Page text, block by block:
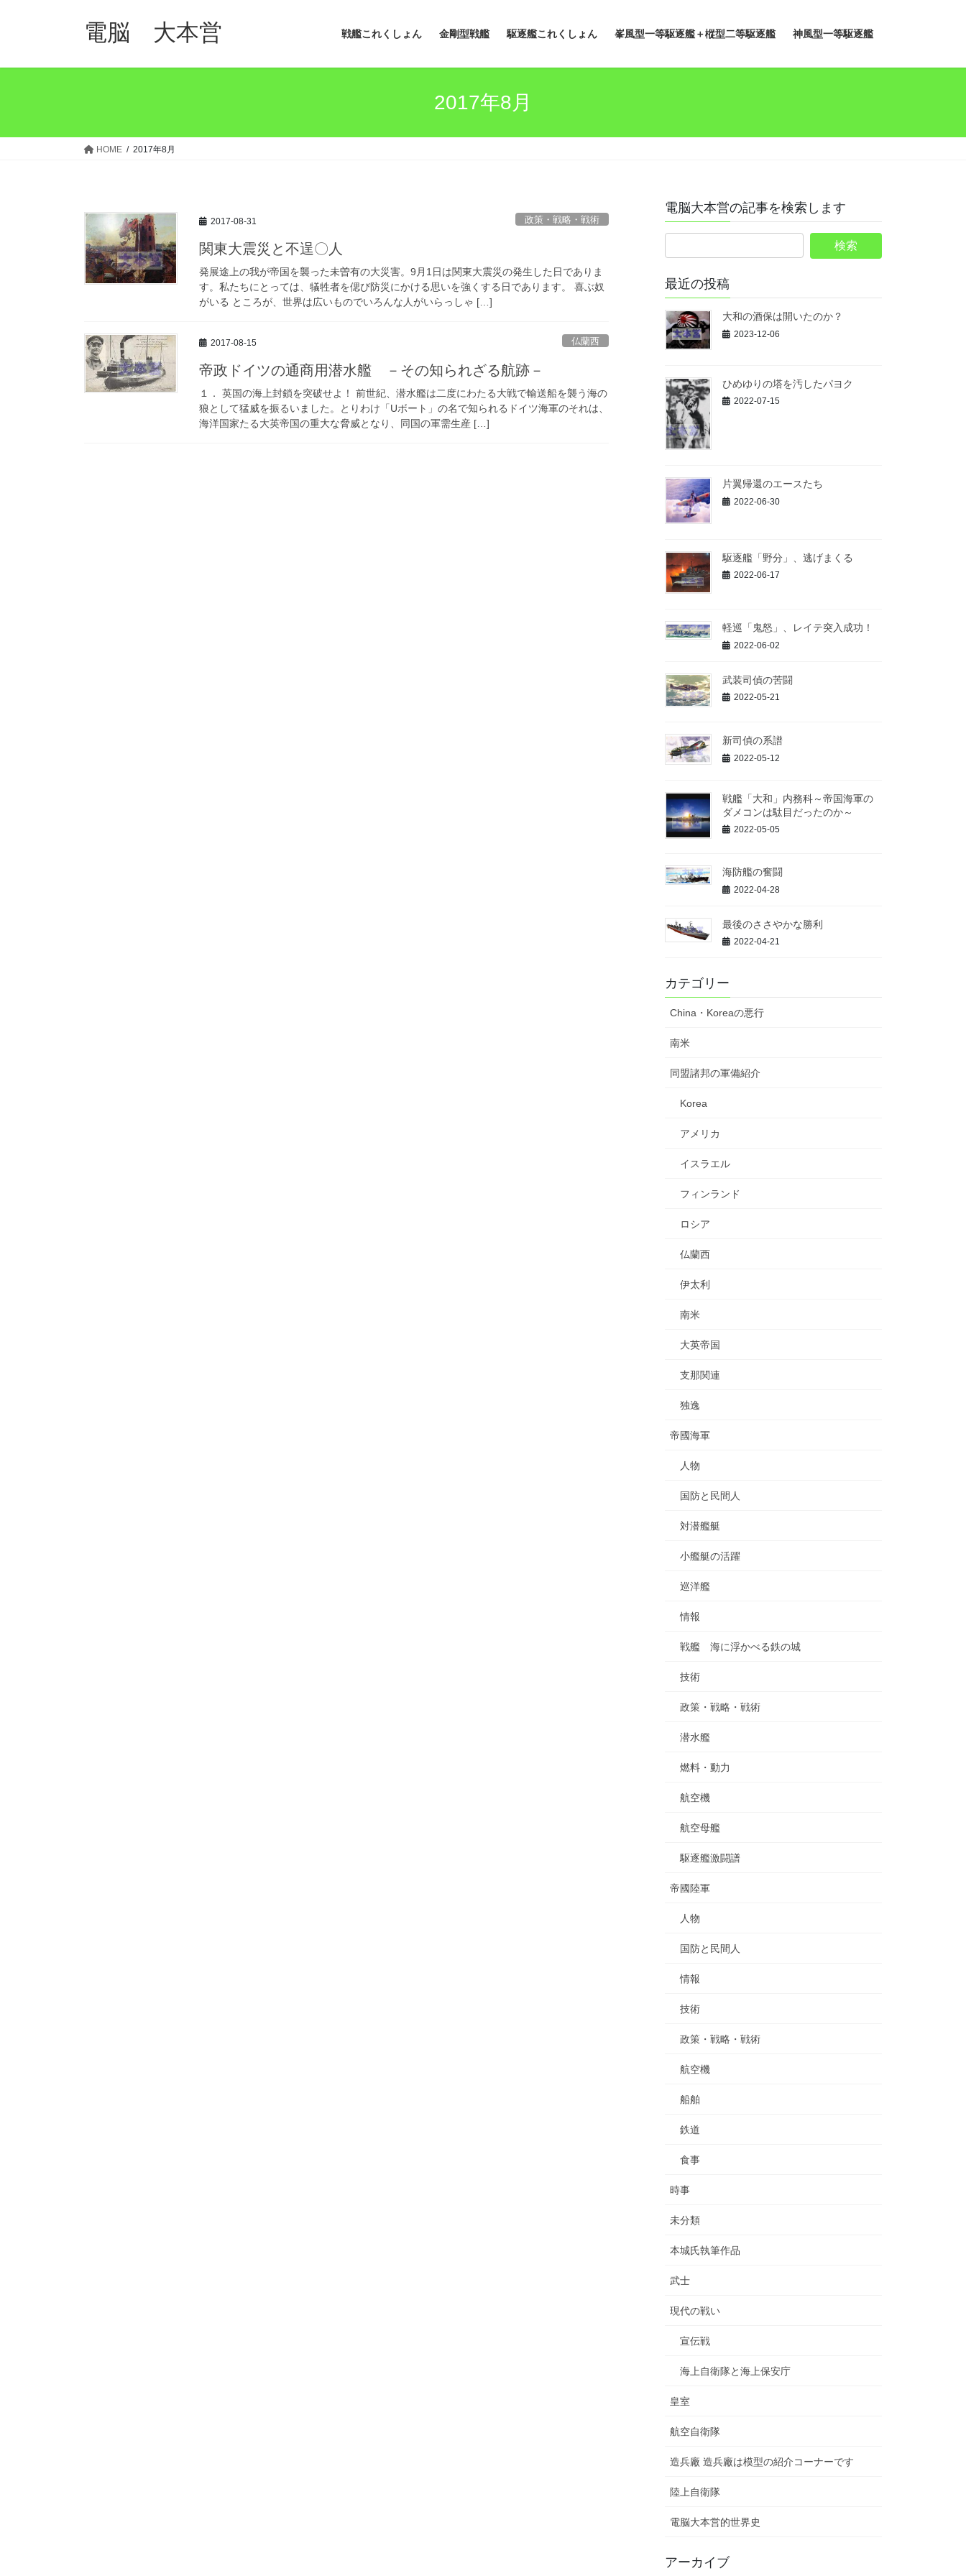
電脳 大本営 戦艦これくしょん 金剛型戦艦 駆逐艦これくしょん 峯風型一等駆逐艦＋樅型二等駆逐艦 神風型一等駆逐艦
2017年8月
HOME 2017年8月
2017-08-31 政策・戦略・戦術
関東大震災と不逞〇人
発展途上の我が帝国を襲った未曽有の大災害。9月1日は関東大震災の発生した日でありま
す。私たちにとっては、犠牲者を偲び防災にかける思いを強くする日であります。 喜ぶ奴
がいる ところが、世界は広いものでいろんな人がいらっしゃ […]
2017-08-15 仏蘭西
帝政ドイツの通商用潜水艦 －その知られざる航跡－
１． 英国の海上封鎖を突破せよ！ 前世紀、潜水艦は二度にわたる大戦で輸送船を襲う海の
狼として猛威を振るいました。とりわけ「Uボート」の名で知られるドイツ海軍のそれは、
海洋国家たる大英帝国の重大な脅威となり、同国の軍需生産 […]
電脳大本営の記事を検索します
最近の投稿
大和の酒保は開いたのか？
2023-12-06
ひめゆりの塔を汚したパヨク
2022-07-15
片翼帰還のエースたち
2022-06-30
駆逐艦「野分」、逃げまくる
2022-06-17
軽巡「鬼怒」、レイテ突入成功！
2022-06-02
武装司偵の苦闘
2022-05-21
新司偵の系譜
2022-05-12
戦艦「大和」内務科～帝国海軍の
ダメコンは駄目だったのか～
2022-05-05
海防艦の奮闘
2022-04-28
最後のささやかな勝利
2022-04-21
カテゴリー
China・Koreaの悪行
南米
同盟諸邦の軍備紹介
Korea
アメリカ
イスラエル
フィンランド
ロシア
仏蘭西
伊太利
南米
大英帝国
支那関連
独逸
帝國海軍
人物
国防と民間人
対潜艦艇
小艦艇の活躍
巡洋艦
情報
戦艦 海に浮かべる鉄の城
技術
政策・戦略・戦術
潜水艦
燃料・動力
航空機
航空母艦
駆逐艦激闘譜
帝國陸軍
人物
国防と民間人
情報
技術
政策・戦略・戦術
航空機
船舶
鉄道
食事
時事
未分類
本城氏執筆作品
武士
現代の戦い
宣伝戦
海上自衛隊と海上保安庁
皇室
航空自衛隊
造兵廠 造兵廠は模型の紹介コーナーです
陸上自衛隊
電脳大本営的世界史
アーカイブ